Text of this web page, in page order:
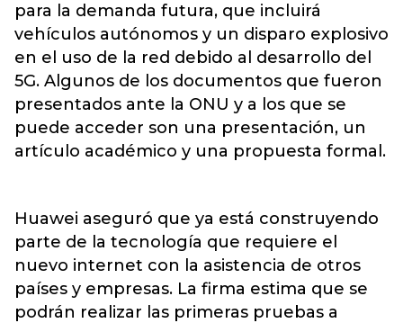
para la demanda futura, que incluirá
vehículos autónomos y un disparo explosivo
en el uso de la red debido al desarrollo del
5G. Algunos de los documentos que fueron
presentados ante la ONU y a los que se
puede acceder son una presentación, un
artículo académico y una propuesta formal.
Huawei aseguró que ya está construyendo
parte de la tecnología que requiere el
nuevo internet con la asistencia de otros
países y empresas. La firma estima que se
podrán realizar las primeras pruebas a